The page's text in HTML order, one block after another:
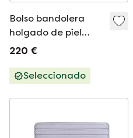
Bolso bandolera
holgado de piel
belga de Winnie the
220 €
Seleccionado